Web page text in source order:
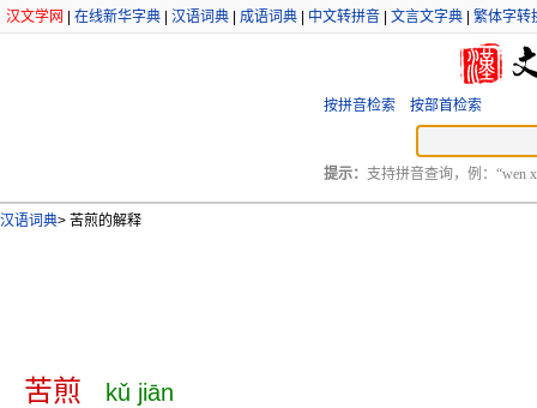
汉文学网 在线新华字典 汉语词典 成语词典 中文转拼音 文言文字典 繁体字转
按拼音检索 按部首检索
提示： 支持拼音查询，例：“wen
汉语词典> 苦煎的解释
苦煎 kǔ jiān